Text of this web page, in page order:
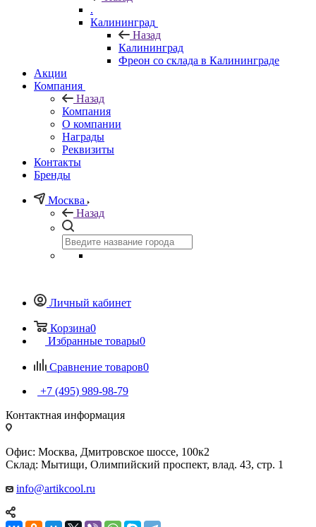
.
Калининград
Назад
Калининград
Фреон со склада в Калининграде
Акции
Компания
Назад
Компания
О компании
Награды
Реквизиты
Контакты
Бренды
Москва
Назад
Личный кабинет
Корзина0
Избранные товары0
Сравнение товаров0
+7 (495) 989-98-79
Контактная информация
Офис: Москва, Дмитровское шоссе, 100к2
Склад: Мытищи, Олимпийский проспект, влад. 43, стр. 1
info@artikcool.ru